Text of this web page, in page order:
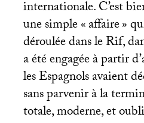
internationale. C’est
une simple «affaire»
déroulée dans le Rif,
a été engagée à partir
les Espagnols avaient
sans parvenir à la
totale, moderne, et